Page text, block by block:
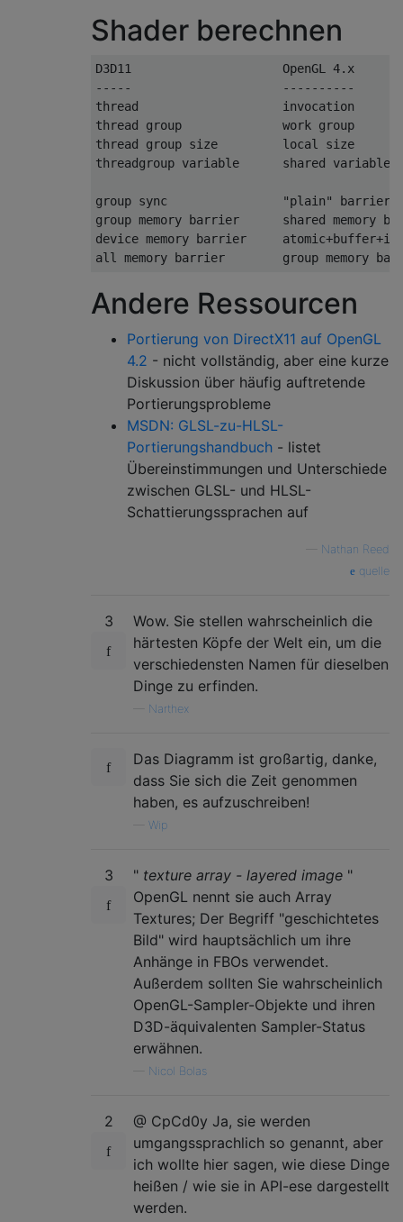
Shader berechnen
D3D11                     OpenGL 4.x
-----                     ----------
thread                    invocation
thread group              work group
thread group size         local size
threadgroup variable      shared variable
group sync                "plain" barrier
group memory barrier      shared memory
device memory barrier
all memory barrier        group memory
Andere Ressourcen
Portierung von DirectX11 auf OpenGL
4.2 - nicht vollständig, aber eine kurze
Diskussion über häufig auftretende
Portierungsprobleme
MSDN: GLSL-zu-HLSL-
Portierungshandbuch - listet
Übereinstimmungen und Unterschiede
zwischen GLSL- und HLSL-
Schattierungssprachen auf
Nathan Reed
quelle
3
Wow. Sie stellen wahrscheinlich die
härtesten Köpfe der Welt ein, um die
verschiedensten Namen für dieselben
Dinge zu erfinden.
Narthex
Das Diagramm ist großartig, danke,
dass Sie sich die Zeit genommen
haben, es aufzuschreiben!
Wip
3 " texture array - layered image "
OpenGL nennt sie auch Array
Textures; Der Begriff "geschichtetes
Bild" wird hauptsächlich um ihre
Anhänge in FBOs verwendet.
Außerdem sollten Sie wahrscheinlich
OpenGL-Sampler-Objekte und ihren
D3D-äquivalenten Sampler-Status
erwähnen.
Nicol Bolas
2
@ CpCd0y Ja, sie werden
umgangssprachlich so genannt, aber
ich wollte hier sagen, wie diese Dinge
heißen / wie sie in API-ese dargestellt
werden.